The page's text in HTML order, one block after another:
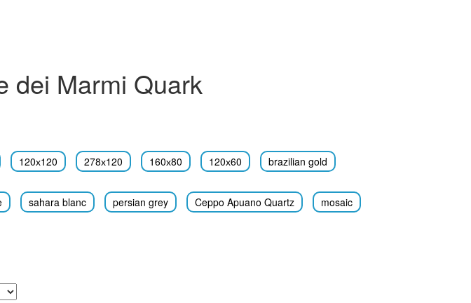
dei Marmi Quark
120х120 278х120 160х80 120х60 brazilian gold
sahara blanc persian grey Ceppo Apuano Quartz mosaic